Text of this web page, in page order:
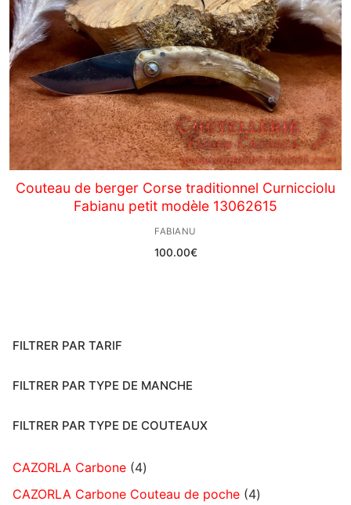
Couteau de berger Corse traditionnel Curnicciolu
Fabianu petit modèle 13062615
FABIANU
100.00€
FILTRER PAR TARIF
FILTRER PAR TYPE DE MANCHE
FILTRER PAR TYPE DE COUTEAUX
CAZORLA Carbone 4
CAZORLA Carbone Couteau de poche 4